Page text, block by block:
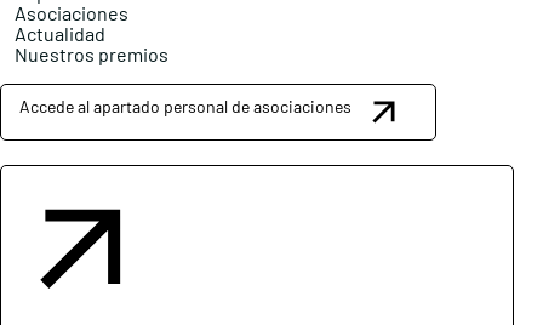
Asociaciones
Actualidad
Nuestros premios
Accede al apartado personal de asociaciones